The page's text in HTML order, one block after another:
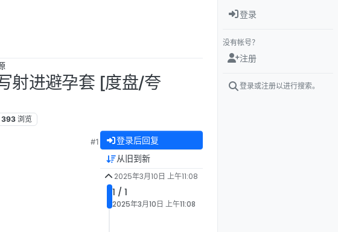
射进避孕套 [度盘/夸
393 浏览
#1 登录后回复
从旧到新
2025年3月10日 上午11:08
1 / 1
2025年3月10日 上午11:08
登录
没有帐号？
注册
登录或注册以进行搜索。